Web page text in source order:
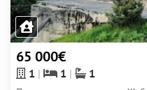
65 000€
1 1 1